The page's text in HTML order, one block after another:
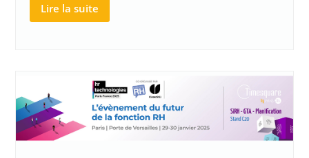
Lire la suite